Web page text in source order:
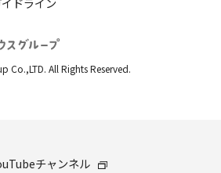
Co.,LTD. All Rights Reserved.
チャンネル